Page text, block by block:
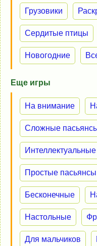
Грузовики
Сердитые птицы
Новогодние
Еще игры
На внимание
Сложные
Интеллектуальные
Простые пасьянсы
Бесконечные
Настольные
Для мальчиков